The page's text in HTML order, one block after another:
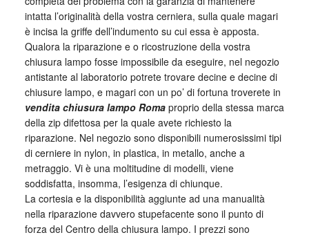
intatta l’originalità della vostra cerniera, sulla quale magari
è incisa la griffe dell’indumento su cui essa è apposta.
Qualora la riparazione e o ricostruzione della vostra
chiusura lampo fosse impossibile da eseguire, nel negozio
antistante al laboratorio potrete trovare decine e decine di
chiusure lampo, e magari con un po’ di fortuna troverete in
vendita chiusura lampo Romaproprio della stessa marca
della zip difettosa per la quale avete richiesto la
riparazione. Nel negozio sono disponibili numerosissimi tipi
di cerniere in nylon, in plastica, in metallo, anche a
metraggio. Vi è una moltitudine di modelli, viene
soddisfatta, insomma, l’esigenza di chiunque.
La cortesia e la disponibilità aggiunte ad una manualità
nella riparazione davvero stupefacente sono il punto di
forza del Centro della chiusura lampo. I prezzi sono